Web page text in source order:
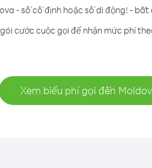
- số cố định hoặc số di động! -
cước cuộc gọi để nhận mức phí
Xem biểu phí gọi đến